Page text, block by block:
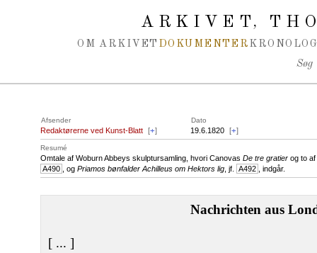
ARKIVET,
OM ARKIVET DOKUMENTER
Søg
Afsender Dato
Redaktørerne ved Kunst-Blatt [+] 19.6.1820 [+]
Resumé
Omtale af Woburn Abbeys skulptursamling, hvori Canovas De tre gratier og to
A490
, og Priamos bønfalder Achilleus om Hektors lig , jf. A492 , indgår.
Nachrichten aus
[ ... ]